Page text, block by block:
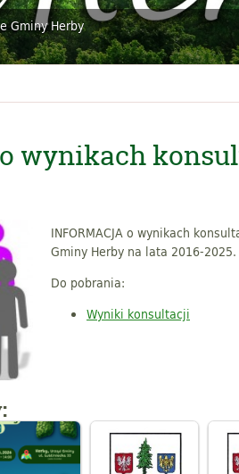
Gminy Herby
wynikach
INFORMACJA o wynikach
Gminy Herby na lata 2016-2025.
Do pobrania:
Wyniki konsultacji